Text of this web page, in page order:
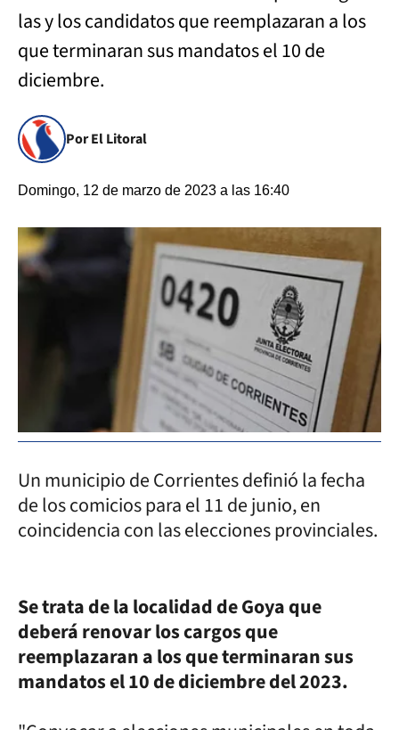
las y los candidatos que reemplazaran a los
que terminaran sus mandatos el 10 de
diciembre.
Por El Litoral
Domingo, 12 de marzo de 2023 a las 16:40
Un municipio de Corrientes definió la fecha
de los comicios para el 11 de junio, en
coincidencia con las elecciones provinciales.
Se trata de la localidad de Goya que
deberá renovar los cargos que
reemplazaran a los que terminaran sus
mandatos el 10 de diciembre del 2023.